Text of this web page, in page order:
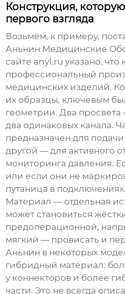
Конструкция,
первого взгляда
Возьмём, к примеру,
Аньнин Медицинские
сайте anyl.ru указано,
профессиональный
медицинских изделий.
их образцы, ключевым
геометрии. Два просвета
два одинаковых канала.
предназначен для
другой — для активного
мониторинга давления.
или если они не
путаница в подключениях.
Материал — отдельная
может становиться
предоперационной,
мягкий — провисать и
Аньнин в некоторых
гибридный материал:
у коннекторов и более
части. Это не всегда